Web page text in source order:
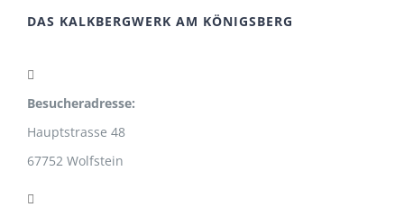
DAS KALKBERGWERK AM KÖNIGSBERG
Besucheradresse:
Hauptstrasse 48
67752 Wolfstein